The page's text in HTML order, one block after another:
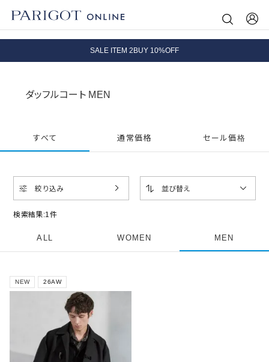
8.5 wedに会員プログラムが生まれ変わります！
SALE ITEM 2BUY 10%OFF
8.5 wedに会員プログラムが生まれ変わります！
ダッフルコート MEN
すべて 通常価格 セール価格
検索結果:1件
絞り込み 並び替え
ALL WOMEN MEN
NEW 26AW